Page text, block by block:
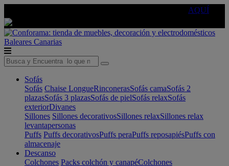
AQUÍ
Baleares Canarias
Sofás
Sofás Chaise LongueRinconerasSofás camaSofás 2
plazasSofás 3 plazasSofás de pielSofás relaxSofás
exteriorDivanes
Sillones Sillones decorativosSillones relaxSillones relax
levantapersonas
Puffs Puffs decorativosPuffs peraPuffs reposapiésPuffs con
almacenaje
Descanso
Colchones Packs colchón y canapéColchones